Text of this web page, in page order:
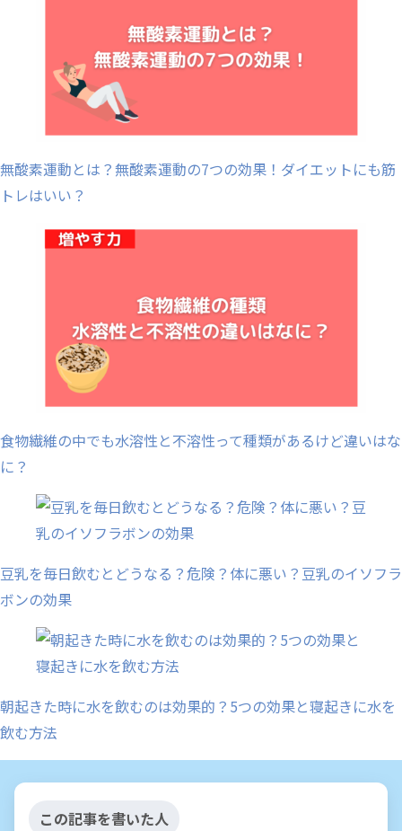
無酸素運動とは？無酸素運動の7つの効果！ダイエットにも筋
トレはいい？
食物繊維の中でも水溶性と不溶性って種類があるけど違いはな
に？
豆乳を毎日飲むとどうなる？危険？体に悪い？豆乳のイソフラ
ボンの効果
朝起きた時に水を飲むのは効果的？5つの効果と寝起きに水を
飲む方法
この記事を書いた人